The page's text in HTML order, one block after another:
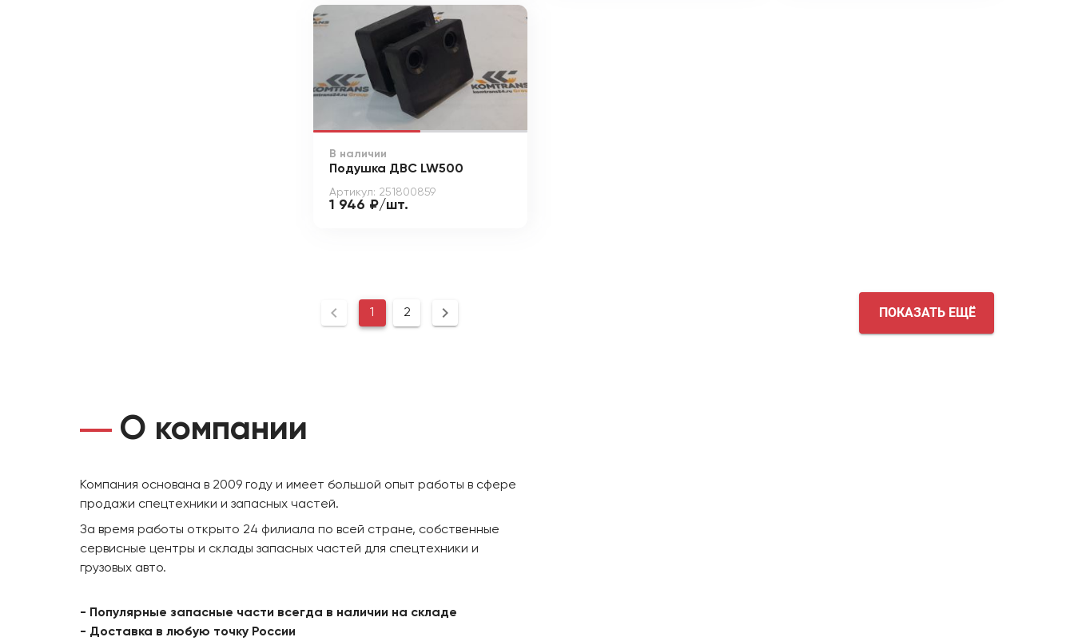
В наличии
Подушка ДВС LW500
Артикул: 251800859
1 946 ₽/шт.
1 2 ПОКАЗАТЬ ЕЩЁ
О компании
Компания основана в 2009 году и имеет большой опыт работы в сфере
продажи спецтехники и запасных частей.
За время работы открыто 24 филиала по всей стране, собственные
сервисные центры и склады запасных частей для спецтехники и
грузовых авто.
- Популярные запасные части всегда в наличии на складе
- Доставка в любую точку России